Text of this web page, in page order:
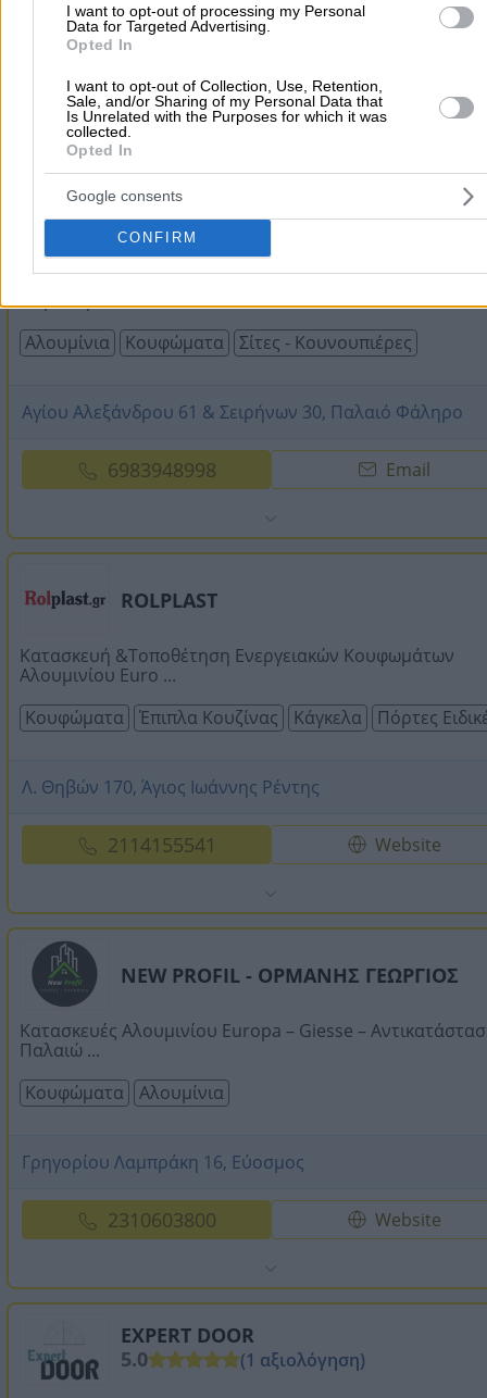
I want to opt-out of processing my Personal
Data for Targeted Advertising.
Opted In
I want to opt-out of Collection, Use, Retention,
Sale, and/or Sharing of my Personal Data that
Is Unrelated with the Purposes for which it was
collected.
Opted In
Google consents
CONFIRM
Αγίες Παρασκιές , Κόμβος Πεζά, Αρχάνες
2810741888 Website
ΑΘΑΝΑΣΙΟΥ ΙΩΑΝΝΗΣ
5.0
Συστήματα Αλουμινίου – Service Κουφωμάτων – Πόρτες
Παράθυρ ...
Αλουμίνια
Κουφώματα Σίτες - Κουνουπιέρες
Αγίου Αλεξάνδρου 61 & Σειρήνων 30, Παλαιό Φάληρο
6983948998 Email
ROLPLAST
Κατασκευή &Τοποθέτηση Ενεργειακών Κουφωμάτων
Αλουμινίου Euro ...
Κουφώματα
Έπιπλα Κουζίνας Κάγκελα Πόρτες
Λ. Θηβών 170, Άγιος Ιωάννης Ρέντης
2114155541 Website
NEW PROFIL - ΟΡΜΑΝΗΣ ΓΕΩΡΓΙΟΣ
Κατασκευές Αλουμινίου Europa – Giesse –
Παλαιώ ...
Κουφώματα
Αλουμίνια
Γρηγορίου Λαμπράκη 16, Εύοσμος
2310603800 Website
EXPERT DOOR
5.0
(1 αξιολόγηση)